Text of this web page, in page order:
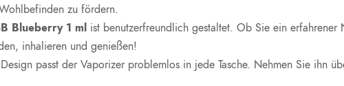
zu fördern.
Blueberry 1 ml ist benutzerfreundlich gestaltet. Ob Sie ein
inhalieren und genießen!
passt der Vaporizer problemlos in jede Tasche. Nehmen Sie ihn